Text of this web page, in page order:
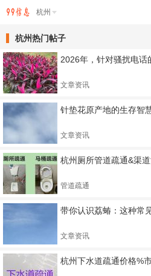
杭州
杭州热门帖子
2026年，针对骚扰电话
文章资讯
针垫花原产地的生存智
文章资讯
杭州厕所管道疏通&渠
管道疏通
带你认识荔蝽：这种常
文章资讯
杭州下水道疏通价格%